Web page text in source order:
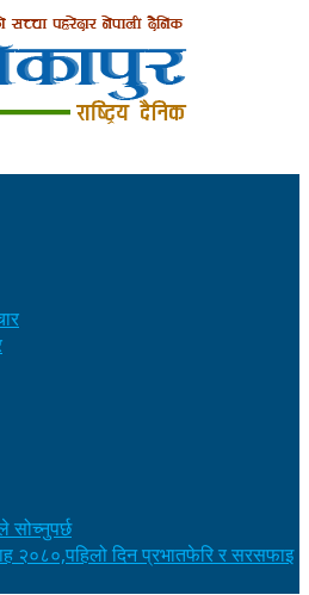
सोच्नुपर्छ
२०८०,पहिलो दिन प्रभातफेरि र सरसफाइ